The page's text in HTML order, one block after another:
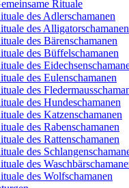
Rituale
des Adlerschamanen
des Alligatorschamanen
des Bärenschamanen
des Büffelschamanen
des
des Eulenschamanen
des
des Hundeschamanen
des Katzenschamanen
des Rabenschamanen
des Rattenschamanen
des
des
des Wolfschamanen